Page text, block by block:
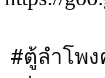
#ตู้ลำโพ